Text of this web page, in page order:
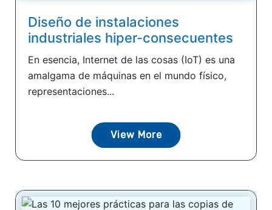
Diseño de instalaciones
industriales hiper-consecuentes
En esencia, Internet de las cosas (IoT) es una
amalgama de máquinas en el mundo físico,
representaciones...
View More